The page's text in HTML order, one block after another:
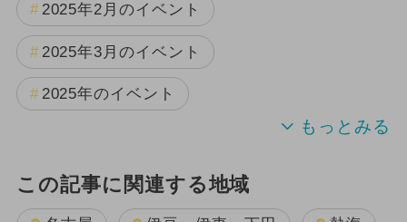
2025年2月のイベント
2025年3月のイベント
2025年のイベント
この記事に関連する地域